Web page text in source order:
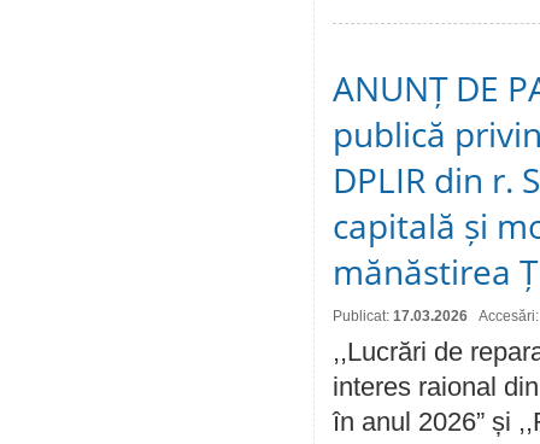
ANUNȚ DE
publică
DPLIR din r.
capitală și
mănăstirea
Publicat: 17.03.2026
,,Lucrări de
interes raional
în anul 2026” și